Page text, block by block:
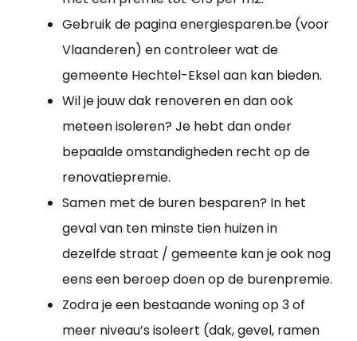
Gebruik de pagina energiesparen.be (voor
Vlaanderen) en controleer wat de
gemeente Hechtel-Eksel aan kan bieden.
Wil je jouw dak renoveren en dan ook
meteen isoleren? Je hebt dan onder
bepaalde omstandigheden recht op de
renovatiepremie.
Samen met de buren besparen? In het
geval van ten minste tien huizen in
dezelfde straat / gemeente kan je ook nog
eens een beroep doen op de burenpremie.
Zodra je een bestaande woning op 3 of
meer niveau’s isoleert (dak, gevel, ramen